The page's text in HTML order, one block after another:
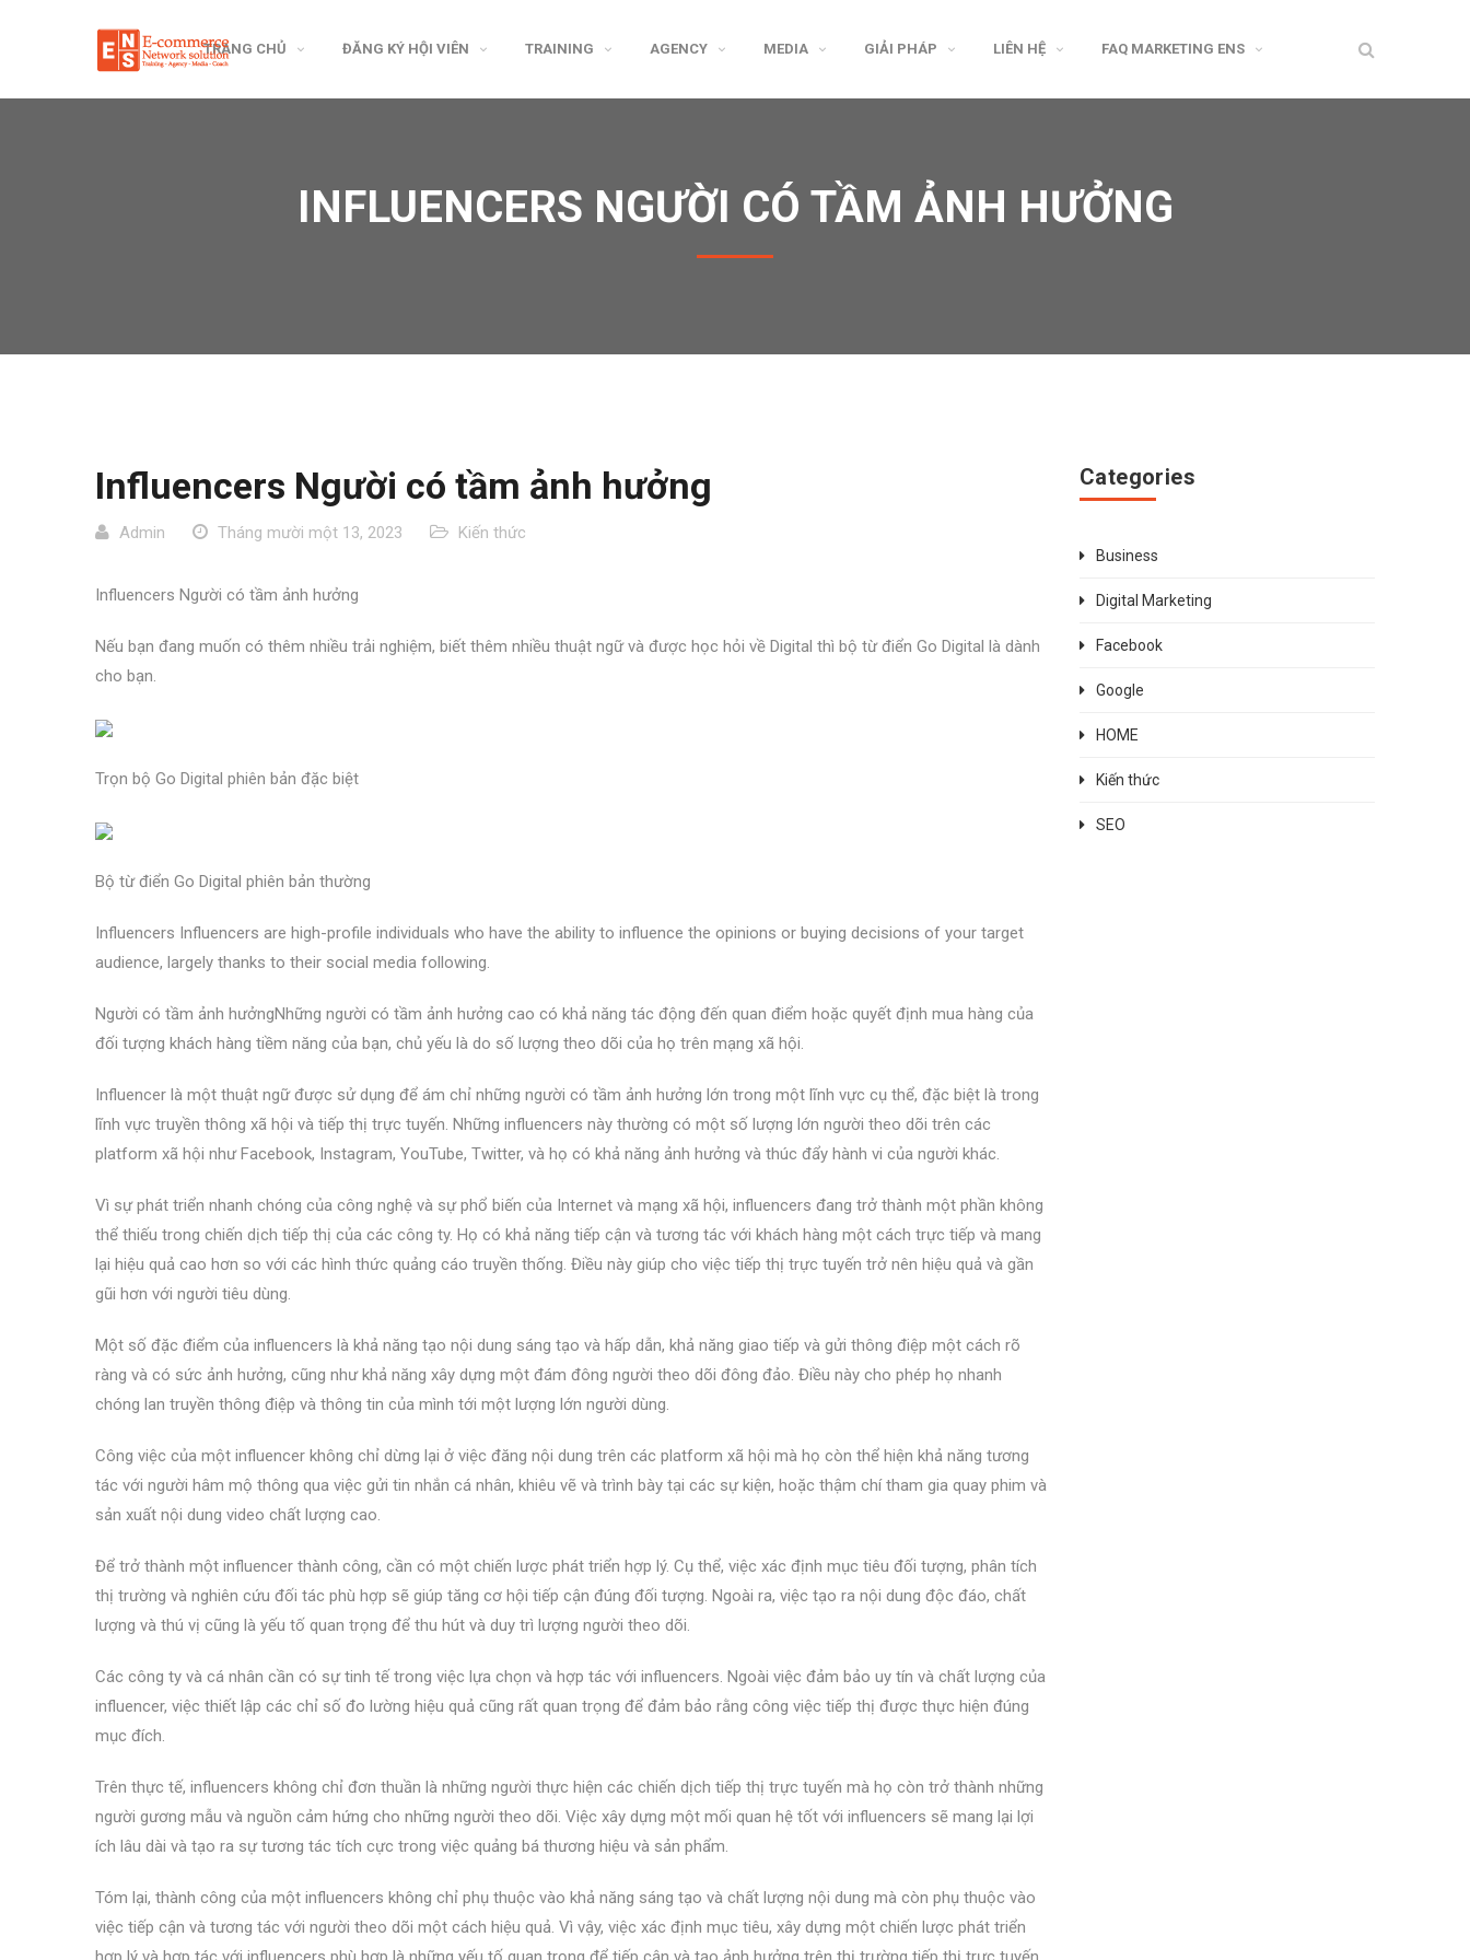
TRANG CHỦ ĐĂNG KÝ HỘI VIÊN TRAINING AGENCY MEDIA GIẢI PHÁP LIÊN HỆ FAQ MARKETING ENS
INFLUENCERS NGƯỜI CÓ TẦM ẢNH HƯỞNG
Influencers Người có tầm ảnh hưởng
Admin Tháng mười một 13, 2023 Kiến thức
Influencers Người có tầm ảnh hưởng
Nếu bạn đang muốn có thêm nhiều trải nghiệm, biết thêm nhiều thuật ngữ và được học hỏi về Digital thì bộ từ điển Go Digital là dành
cho bạn.
Trọn bộ Go Digital phiên bản đặc biệt
Bộ từ điển Go Digital phiên bản thường
Influencers Influencers are high-profile individuals who have the ability to influence the opinions or buying decisions of your target
audience, largely thanks to their social media following.
Người có tầm ảnh hưởngNhững người có tầm ảnh hưởng cao có khả năng tác động đến quan điểm hoặc quyết định mua hàng của
đối tượng khách hàng tiềm năng của bạn, chủ yếu là do số lượng theo dõi của họ trên mạng xã hội.
Influencer là một thuật ngữ được sử dụng để ám chỉ những người có tầm ảnh hưởng lớn trong một lĩnh vực cụ thể, đặc biệt là trong
lĩnh vực truyền thông xã hội và tiếp thị trực tuyến. Những influencers này thường có một số lượng lớn người theo dõi trên các
platform xã hội như Facebook, Instagram, YouTube, Twitter, và họ có khả năng ảnh hưởng và thúc đẩy hành vi của người khác.
Vì sự phát triển nhanh chóng của công nghệ và sự phổ biến của Internet và mạng xã hội, influencers đang trở thành một phần không
thể thiếu trong chiến dịch tiếp thị của các công ty. Họ có khả năng tiếp cận và tương tác với khách hàng một cách trực tiếp và mang
lại hiệu quả cao hơn so với các hình thức quảng cáo truyền thống. Điều này giúp cho việc tiếp thị trực tuyến trở nên hiệu quả và gần
gũi hơn với người tiêu dùng.
Một số đặc điểm của influencers là khả năng tạo nội dung sáng tạo và hấp dẫn, khả năng giao tiếp và gửi thông điệp một cách rõ
ràng và có sức ảnh hưởng, cũng như khả năng xây dựng một đám đông người theo dõi đông đảo. Điều này cho phép họ nhanh
chóng lan truyền thông điệp và thông tin của mình tới một lượng lớn người dùng.
Công việc của một influencer không chỉ dừng lại ở việc đăng nội dung trên các platform xã hội mà họ còn thể hiện khả năng tương
tác với người hâm mộ thông qua việc gửi tin nhắn cá nhân, khiêu vẽ và trình bày tại các sự kiện, hoặc thậm chí tham gia quay phim và
sản xuất nội dung video chất lượng cao.
Để trở thành một influencer thành công, cần có một chiến lược phát triển hợp lý. Cụ thể, việc xác định mục tiêu đối tượng, phân tích
thị trường và nghiên cứu đối tác phù hợp sẽ giúp tăng cơ hội tiếp cận đúng đối tượng. Ngoài ra, việc tạo ra nội dung độc đáo, chất
lượng và thú vị cũng là yếu tố quan trọng để thu hút và duy trì lượng người theo dõi.
Các công ty và cá nhân cần có sự tinh tế trong việc lựa chọn và hợp tác với influencers. Ngoài việc đảm bảo uy tín và chất lượng của
influencer, việc thiết lập các chỉ số đo lường hiệu quả cũng rất quan trọng để đảm bảo rằng công việc tiếp thị được thực hiện đúng
mục đích.
Trên thực tế, influencers không chỉ đơn thuần là những người thực hiện các chiến dịch tiếp thị trực tuyến mà họ còn trở thành những
người gương mẫu và nguồn cảm hứng cho những người theo dõi. Việc xây dựng một mối quan hệ tốt với influencers sẽ mang lại lợi
ích lâu dài và tạo ra sự tương tác tích cực trong việc quảng bá thương hiệu và sản phẩm.
Tóm lại, thành công của một influencers không chỉ phụ thuộc vào khả năng sáng tạo và chất lượng nội dung mà còn phụ thuộc vào
việc tiếp cận và tương tác với người theo dõi một cách hiệu quả. Vì vậy, việc xác định mục tiêu, xây dựng một chiến lược phát triển
Categories
Business
Digital Marketing
Facebook
Google
HOME
Kiến thức
SEO